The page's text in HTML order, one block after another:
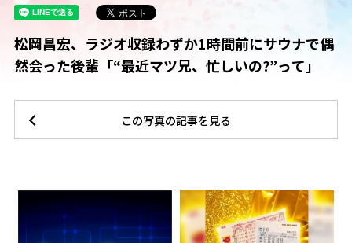
松岡昌宏、ラジオ収録わずか1時間前にサウナで偶
然会った後輩「“最近マツ兄、忙しいの?”って」
この写真の記事を見る